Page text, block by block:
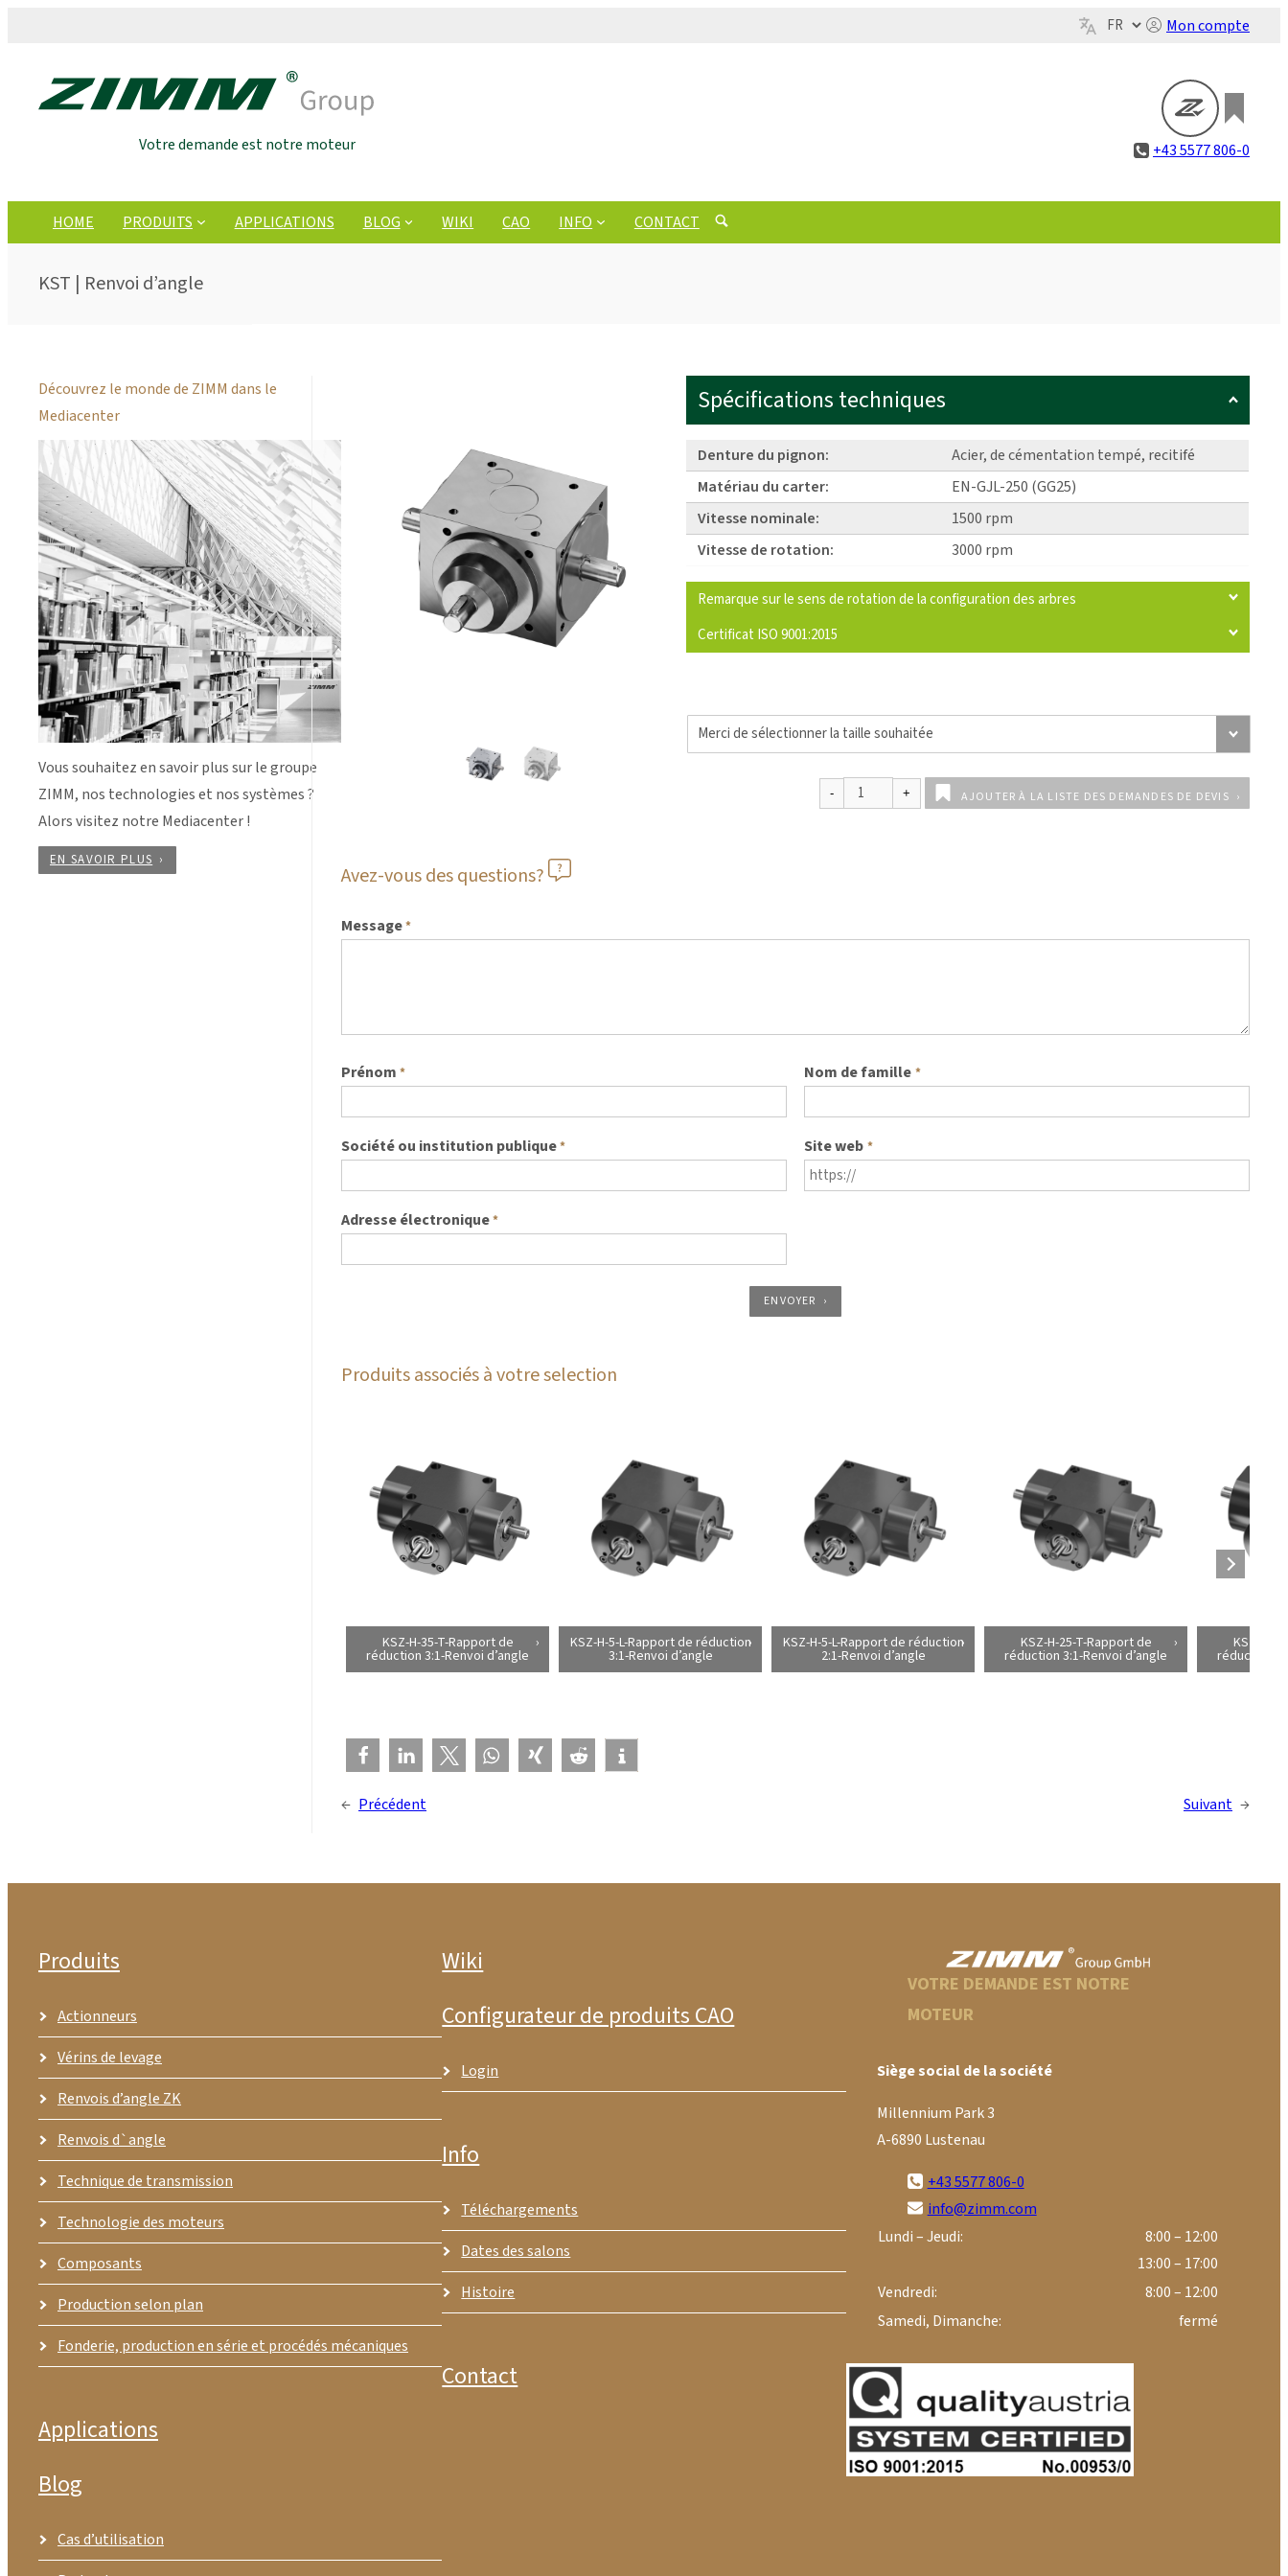
Mon compte
Votre demande est notre moteur +43 5577 806-0
HOME PRODUITS APPLICATIONS BLOG WIKI CAO INFO CONTACT
KST | Renvoi d’angle
Découvrez le monde de ZIMM dans le
Mediacenter
Vous souhaitez en savoir plus sur le groupe
ZIMM, nos technologies et nos systèmes ?
Alors visitez notre Mediacenter !
EN SAVOIR PLUS
Spécifications techniques
Denture du pignon:
Acier, de cémentation tempé, recitifé
Matériau du carter:
EN-GJL-250 (GG25)
Vitesse nominale:
1500 rpm
Vitesse de rotation:
3000 rpm
Remarque sur le sens de rotation de la configuration des arbres
Certificat ISO 9001:2015
AJOUTER À LA LISTE DES DEMANDES DE DEVIS
Avez-vous des questions?
Message*
Prénom * Nom de famille *
Société ou institution publique* Site web *
Adresse électronique*
ENVOYER
Produits associés à votre selection
KSZ-H-35-T-Rapport de
réduction 3:1-Renvoi d’angle
KSZ-H-5-L-Rapport de réduction
3:1-Renvoi d’angle
KSZ-H-5-L-Rapport de réduction
2:1-Renvoi d’angle
KSZ-H-25-T-Rapport de
réduction 3:1-Renvoi d’angle
KSZ-H-
réduction
← Précédent Suivant →
Produits
Actionneurs
Vérins de levage
Renvois d’angle ZK
Renvois d`angle
Technique de transmission
Technologie des moteurs
Composants
Production selon plan
Fonderie, production en série et procédés mécaniques
Applications
Blog
Cas d’utilisation
Wiki
Configurateur de produits CAO
Login
Info
Téléchargements
Dates des salons
Histoire
Contact
VOTRE DEMANDE EST NOTRE
MOTEUR
Siège social de la société
Millennium Park 3
A-6890 Lustenau
+43 5577 806-0
info@zimm.com
Lundi – Jeudi:
8:00 – 12:00
13:00 – 17:00
Vendredi:
8:00 – 12:00
Samedi, Dimanche:
fermé